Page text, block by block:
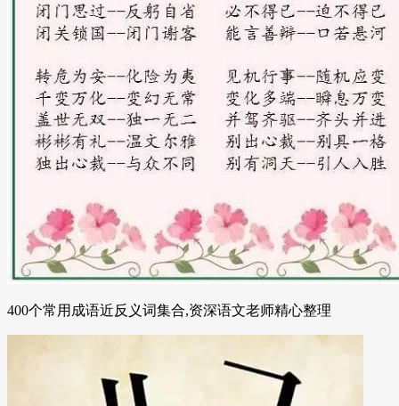
400个常用成语近反义词集合,资深语文老师精心整理